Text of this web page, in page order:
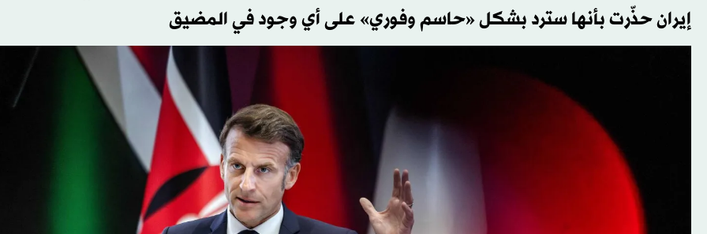
إيران حذّرت بأنها سترد بشكل «حاسم وفوري» على أي وجود في المضيق